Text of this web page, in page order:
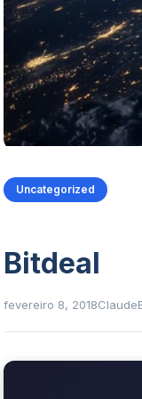
Uncategorized
Bitdeal
fevereiro 8, 2018